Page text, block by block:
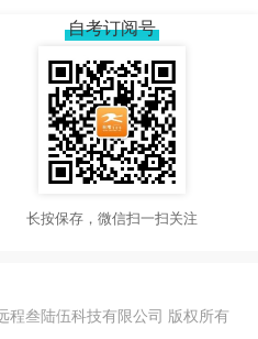
自考订阅号
长按保存，微信扫一扫关注
程叁陆伍科技有限公司 版权所有